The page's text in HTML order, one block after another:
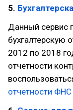
5.
Данный сервис
бухгалтерскую
2012 по 2018
отчетности
отчетности ФНС